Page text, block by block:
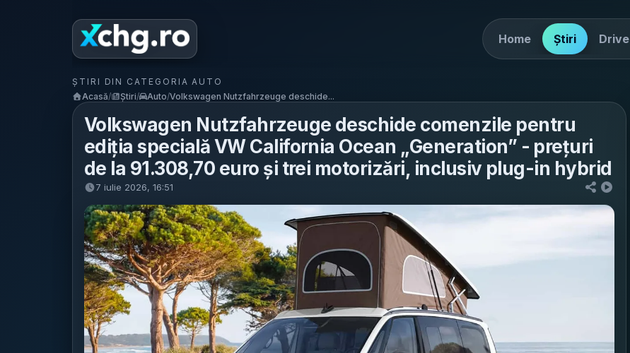
Home Știri Drive
ȘTIRI DIN CATEGORIA AUTO
Acasă/ Știri/ Auto/Volkswagen Nutzfahrzeuge deschide...
Volkswagen Nutzfahrzeuge deschide comenzile pentru
ediția specială VW California Ocean „Generation” - prețuri
de la 91.308,70 euro și trei motorizări, inclusiv plug-in hybrid
7 iulie 2026, 16:51